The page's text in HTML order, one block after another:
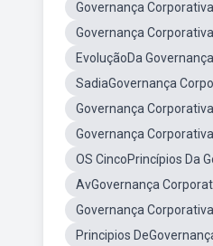
Governança
Governança
EvoluçãoDa
SadiaGovernança
Governança
Governança
OS CincoPrincípios Da
AvGovernança
Governança
Principios